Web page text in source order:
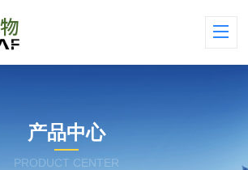
产品中心
PRODUCT CENTER